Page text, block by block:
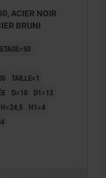
ACIER NOIR
BRUNI
TAILLE=1
D=10
D1=13
H=24,5
H1=4